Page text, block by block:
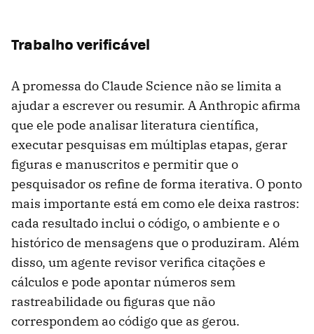
Trabalho verificável
A promessa do Claude Science não se limita a
ajudar a escrever ou resumir. A Anthropic afirma
que ele pode analisar literatura científica,
executar pesquisas em múltiplas etapas, gerar
figuras e manuscritos e permitir que o
pesquisador os refine de forma iterativa. O ponto
mais importante está em como ele deixa rastros:
cada resultado inclui o código, o ambiente e o
histórico de mensagens que o produziram. Além
disso, um agente revisor verifica citações e
cálculos e pode apontar números sem
rastreabilidade ou figuras que não
correspondem ao código que as gerou.